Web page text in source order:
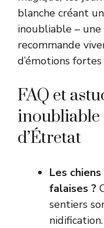
blanche créant
inoubliable –
recommande
d’émotions
FAQ et
inoubliable
d’Étretat
Les
falaises ?
sentiers
nidification.